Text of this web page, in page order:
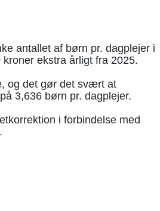
antallet af børn pr. dagplejer i
ekstra årligt fra 2025.
og det gør det svært at
3,636 børn pr. dagplejer.
i forbindelse med